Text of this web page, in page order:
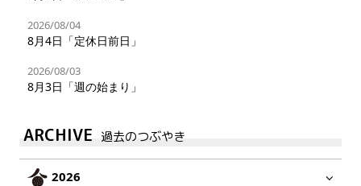
2026/08/04
8月4日「定休日前日」
2026/08/03
8月3日「週の始まり」
ARCHIVE 過去のつぶやき
2026